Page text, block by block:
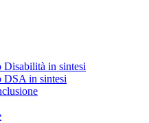
Disabilità in sintesi
DSA in sintesi